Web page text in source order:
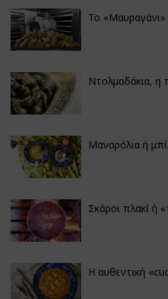
Το «Μαυραγάνι»
Ντολμαδάκια, η
Μαναρόλια ή
Σκάροι πλακί ή
Η αυθεντική